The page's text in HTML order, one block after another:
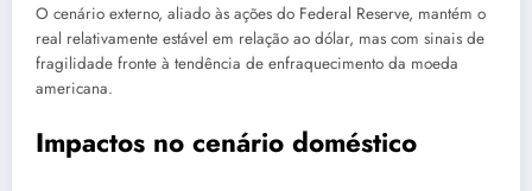
O cenário externo, aliado às ações do Federal Reserve, mantém o
real relativamente estável em relação ao dólar, mas com sinais de
fragilidade fronte à tendência de enfraquecimento da moeda
americana.
Impactos no cenário doméstico